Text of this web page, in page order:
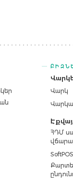
Վարկ
ՀԴՄ